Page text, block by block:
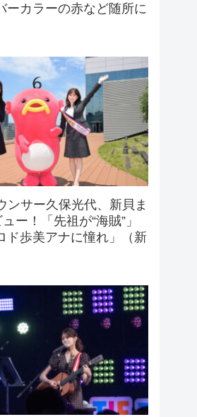
ーカラーの赤など随所に
ンサー久保光代、新貝ま
ー！「先祖が“海賊”」
ド歩美アナに憧れ」（新